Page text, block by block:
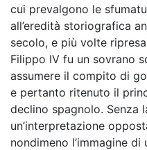
cui prevalgono le
all’eredità storiografica
secolo, e più volte
Filippo IV fu un sovrano
assumere il compito di
e pertanto ritenuto il
declino spagnolo. Senza
un’interpretazione
nondimeno l’immagine